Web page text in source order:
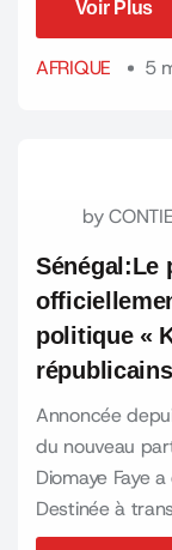
Voir Plus
AFRIQUE 5
by
Sénégal:Le
politique «
Annoncée
du nouveau
Diomaye Faye
Destinée à